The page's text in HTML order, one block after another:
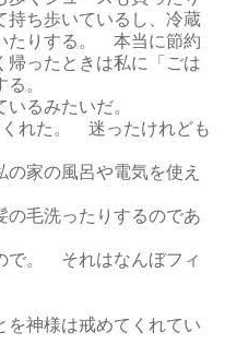
持ち歩いているし、冷蔵
たりする。 本当に節約
帰ったときは私に「ごは
。
いるみたいだ。
くれた。 迷ったけれども
家の風呂や電気を使え
の毛洗ったりするのであ
で。 それはなんぼフィ
を神様は戒めてくれてい